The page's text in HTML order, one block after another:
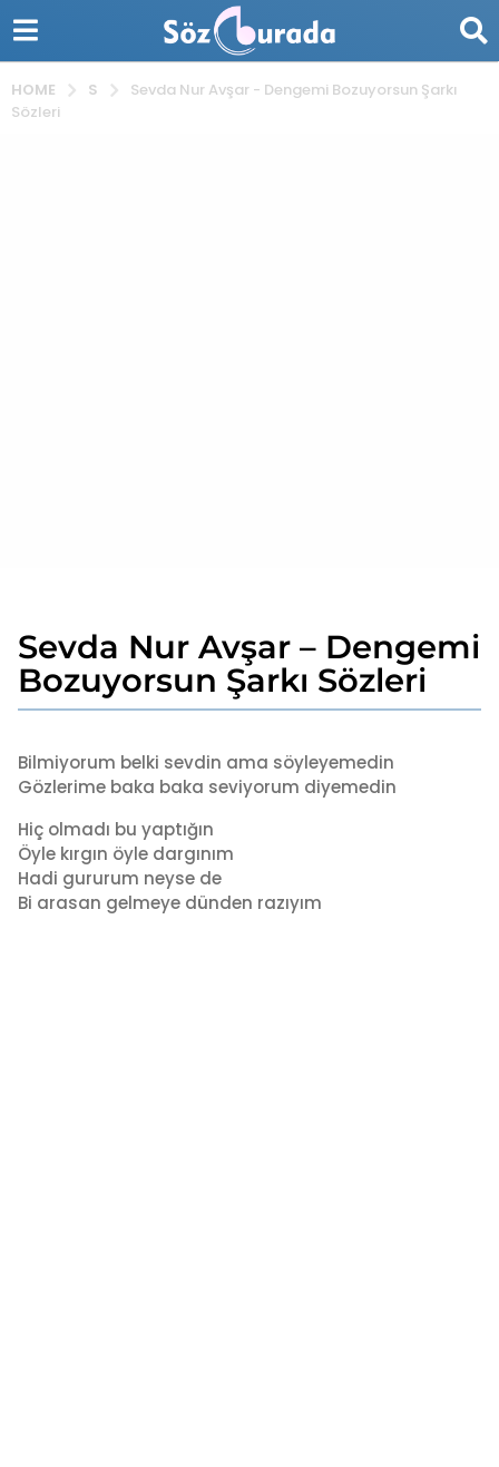
HOME S
Sevda Nur Avşar - Dengemi Bozuyorsun Şarkı
Sözleri
1
y
ı
l
g
o
y
ı
l
a
Sevda Nur Avşar – Dengemi
Bozuyorsun Şarkı Sözleri
y
a
d
m
i
n
Bilmiyorum belki sevdin ama söyleyemedin
Gözlerime baka baka seviyorum diyemedin
Hiç olmadı bu yaptığın
Öyle kırgın öyle dargınım
Hadi gururum neyse de
Bi arasan gelmeye dünden razıyım